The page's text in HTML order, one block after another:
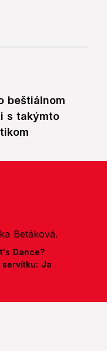
beštiálnom
s takýmto
Dance?
Ja